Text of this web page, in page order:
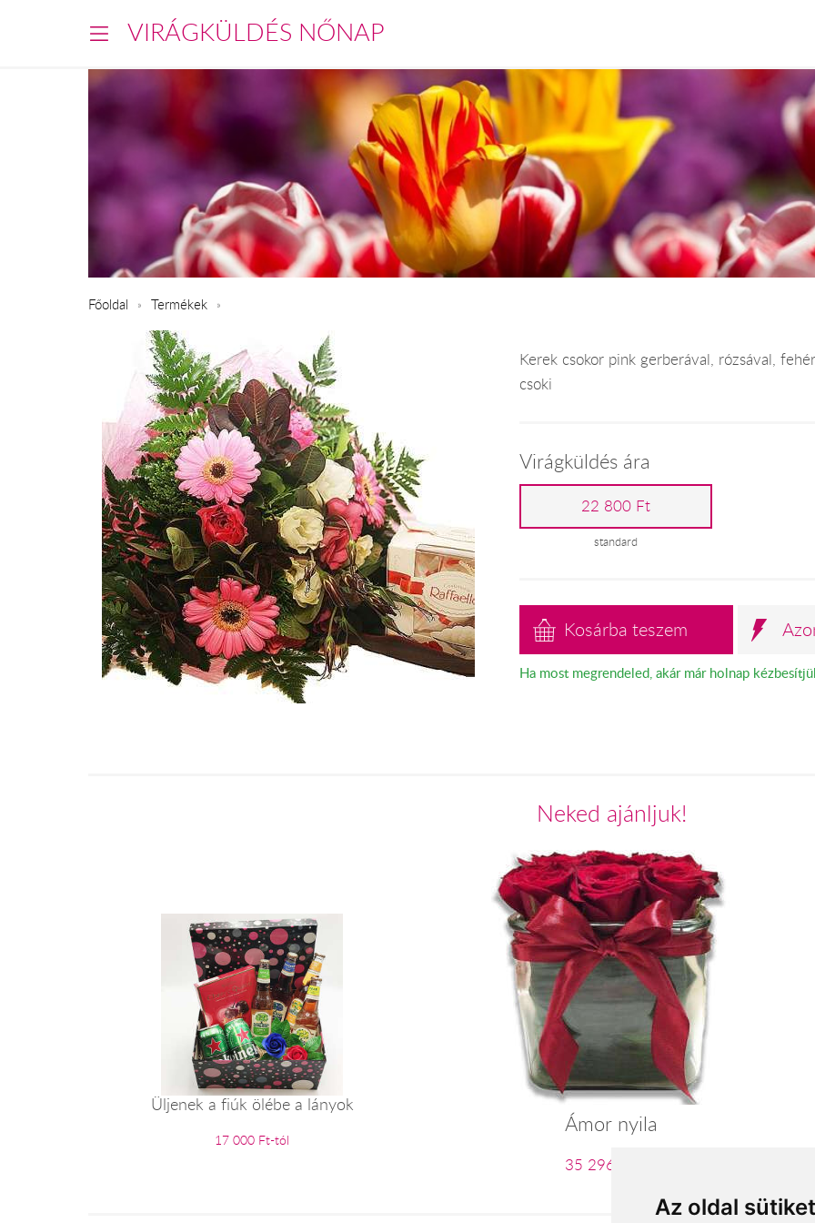
Az oldal
VIRÁGKÜLDÉS NŐNAP
Főoldal Termékek
Kerek csokor pink gerberával, rózsával,
csoki
Virágküldés ára
22 800 Ft
standard
Kosárba teszem
Ha most megrendeled, akár már holnap
Neked ajánljuk!
Üljenek a fiúk ölébe a lányok
17 000 Ft-tól
Ámor nyila
35 296 Ft-tól